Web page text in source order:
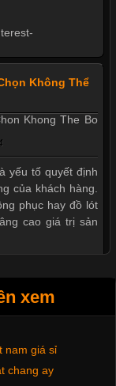
Không Thể
yếu tố quyết định
của khách hàng.
phục hay đồ lót
cao giá trị sản
xem
thu 2017
nữ 2017
nam giá sỉ